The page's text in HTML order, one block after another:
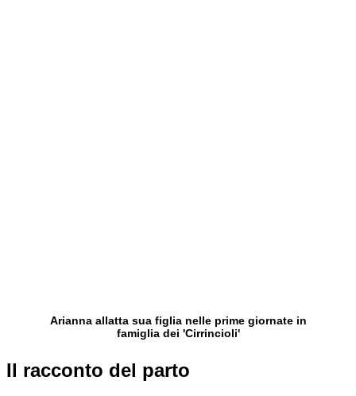
Arianna allatta sua figlia nelle prime giornate in
famiglia dei 'Cirrincioli'
Il racconto del parto